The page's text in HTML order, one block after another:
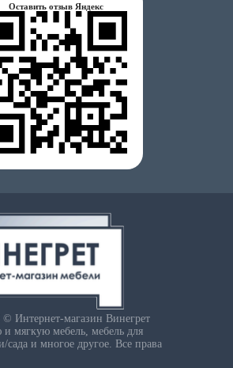
Оставить отзыв Яндекс
Интернет-магазин Винегрет
и мягкую мебель, мебель для
сада и многое другое. Все права